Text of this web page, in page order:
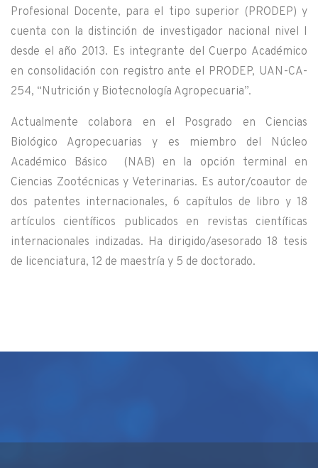
Profesional Docente, para el tipo superior (PRODEP) y
cuenta con la distinción de investigador nacional nivel I
desde el año 2013. Es integrante del Cuerpo Académico
en consolidación con registro ante el PRODEP, UAN-CA-
254, “Nutrición y Biotecnología Agropecuaria”.
Actualmente colabora en el Posgrado en Ciencias
Biológico Agropecuarias y es miembro del Núcleo
Académico Básico (NAB) en la opción terminal en
Ciencias Zootécnicas y Veterinarias. Es autor/coautor de
dos patentes internacionales, 6 capítulos de libro y 18
artículos científicos publicados en revistas científicas
internacionales indizadas. Ha dirigido/asesorado 18 tesis
de licenciatura, 12 de maestría y 5 de doctorado.